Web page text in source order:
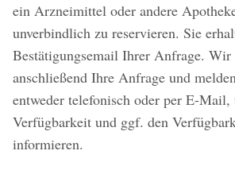
ein Arzneimittel oder andere
unverbindlich zu reservieren. Sie
Bestätigungsemail Ihrer Anfrage. Wir
anschließend Ihre Anfrage und
entweder telefonisch oder per E-
Verfügbarkeit und ggf. den
informieren.